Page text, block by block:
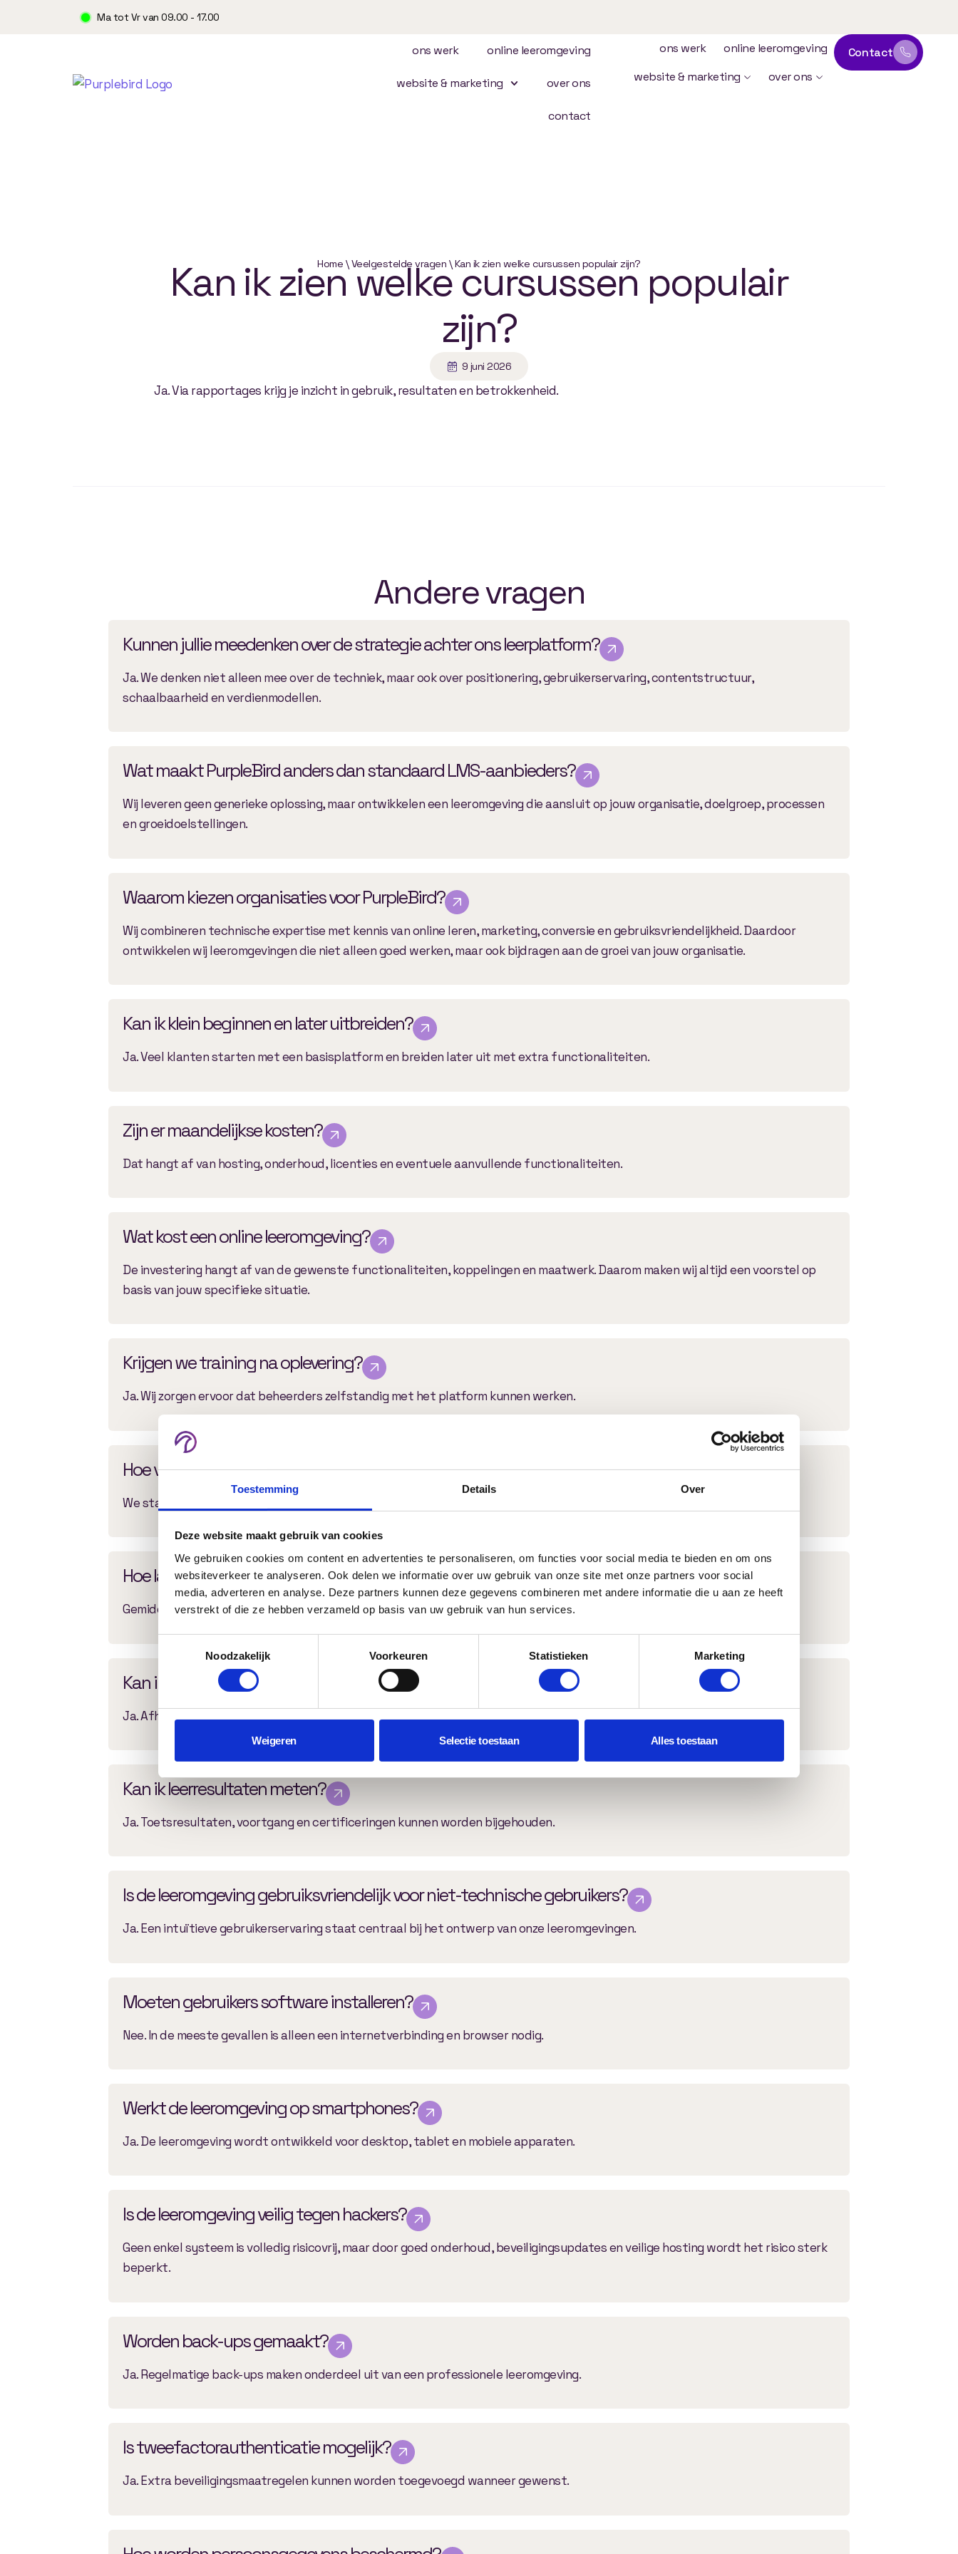
Toestemming Details Over
Deze website maakt gebruik van cookies
We gebruiken cookies om content en advertenties te personaliseren, om functies voor social media te bieden en om ons
websiteverkeer te analyseren. Ook delen we informatie over uw gebruik van onze site met onze partners voor social
media, adverteren en analyse. Deze partners kunnen deze gegevens combineren met andere informatie die u aan ze heeft
verstrekt of die ze hebben verzameld op basis van uw gebruik van hun services.
Noodzakelijk
Voorkeuren Statistieken Marketing
Weigeren Selectie toestaan Alles toestaan
Ma tot Vr van 09.00 - 17.00
ons werk online leeromgeving
website & marketing over ons
contact
ons werk
online leeromgeving
website & marketing
over ons
Contact
Home \Veelgestelde vragen \Kan ik zien welke cursussen populair zijn?
Kan ik zienwelkecursussen populair
zijn?
9 juni 2026
Ja. Via rapportages krijg je inzicht in gebruik, resultaten en betrokkenheid.
Andere vragen
Kunnen jullie meedenken over de strategie achter ons leerplatform?
Ja. We denken niet alleen mee over de techniek, maar ook over positionering, gebruikerservaring, contentstructuur,
schaalbaarheid en verdienmodellen.
Wat maakt PurpleBird anders dan standaard LMS-aanbieders?
Wij leveren geen generieke oplossing, maar ontwikkelen een leeromgeving die aansluit op jouw organisatie, doelgroep, processen
en groeidoelstellingen.
Waarom kiezen organisaties voor PurpleBird?
Wij combineren technische expertise met kennis van online leren, marketing, conversie en gebruiksvriendelijkheid. Daardoor
ontwikkelen wij leeromgevingen die niet alleen goed werken, maar ook bijdragen aan de groei van jouw organisatie.
Kan ik klein beginnen en later uitbreiden?
Ja. Veel klanten starten met een basisplatform en breiden later uit met extra functionaliteiten.
Zijn er maandelijkse kosten?
Dat hangt af van hosting, onderhoud, licenties en eventuele aanvullende functionaliteiten.
Wat kost een online leeromgeving?
De investering hangt af van de gewenste functionaliteiten, koppelingen en maatwerk. Daarom maken wij altijd een voorstel op
basis van jouw specifieke situatie.
Krijgen we training na oplevering?
Ja. Wij zorgen ervoor dat beheerders zelfstandig met het platform kunnen werken.
Hoe verloopt het ontwikkelproces?
We starten met een inventarisatie van jouw wensen, gevolgd door ontwerp, ontwikkeling, testen en oplevering.
Hoe lang duurt het ontwikkelen van een online leeromgeving?
Gemiddeld duurt een project tussen de 6 en 16 weken, afhankelijk van de complexiteit en gewenste functionaliteiten.
Kan ik rapportages exporteren?
Ja. Afhankelijk van de gewenste functionaliteit zijn exportmogelijkheden beschikbaar.
Kan ik leerresultaten meten?
Ja. Toetsresultaten, voortgang en certificeringen kunnen worden bijgehouden.
Is de leeromgeving gebruiksvriendelijk voor niet-technische gebruikers?
Ja. Een intuïtieve gebruikerservaring staat centraal bij het ontwerp van onze leeromgevingen.
Moeten gebruikers software installeren?
Nee. In de meeste gevallen is alleen een internetverbinding en browser nodig.
Werkt de leeromgeving op smartphones?
Ja. De leeromgeving wordt ontwikkeld voor desktop, tablet en mobiele apparaten.
Is de leeromgeving veilig tegen hackers?
Geen enkel systeem is volledig risicovrij, maar door goed onderhoud, beveiligingsupdates en veilige hosting wordt het risico sterk
beperkt.
Worden back-ups gemaakt?
Ja. Regelmatige back-ups maken onderdeel uit van een professionele leeromgeving.
Is tweefactorauthenticatie mogelijk?
Ja. Extra beveiligingsmaatregelen kunnen worden toegevoegd wanneer gewenst.